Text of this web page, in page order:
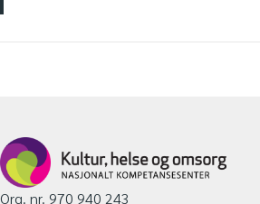
Org. nr. 970 940 243